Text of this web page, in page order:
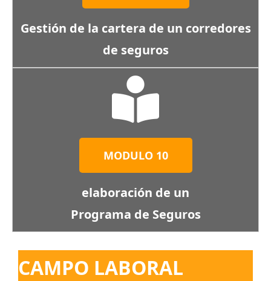
Gestión de la cartera de un corredores
de seguros
MODULO 10
elaboración de un
Programa de Seguros
CAMPO LABORAL